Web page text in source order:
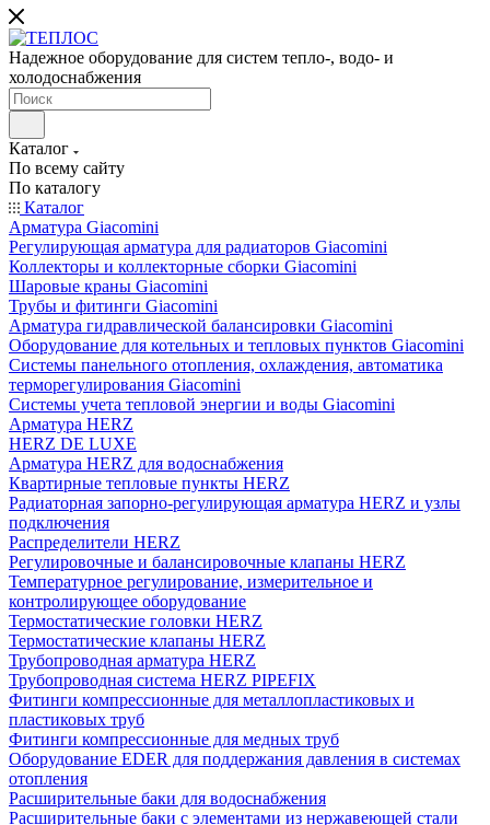
Надежное оборудование для систем тепло-, водо- и
холодоснабжения
Каталог
По всему сайту
По каталогу
Каталог
Арматура Giacomini
Регулирующая арматура для радиаторов Giacomini
Коллекторы и коллекторные сборки Giacomini
Шаровые краны Giacomini
Трубы и фитинги Giacomini
Арматура гидравлической балансировки Giacomini
Оборудование для котельных и тепловых пунктов Giacomini
Системы панельного отопления, охлаждения, автоматика
терморегулирования Giacomini
Системы учета тепловой энергии и воды Giacomini
Арматура HERZ
HERZ DE LUXE
Арматура HERZ для водоснабжения
Квартирные тепловые пункты HERZ
Радиаторная запорно-регулирующая арматура HERZ и узлы
подключения
Распределители HERZ
Регулировочные и балансировочные клапаны HERZ
Температурное регулирование, измерительное и
контролирующее оборудование
Термостатические головки HERZ
Термостатические клапаны HERZ
Трубопроводная арматура HERZ
Трубопроводная система HERZ PIPEFIX
Фитинги компрессионные для металлопластиковых и
пластиковых труб
Фитинги компрессионные для медных труб
Оборудование EDER для поддержания давления в системах
отопления
Расширительные баки для водоснабжения
Расширительные баки с элементами из нержавеющей стали